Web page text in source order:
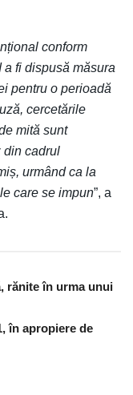
conform
fi dispusă măsura
pentru o perioadă
cercetările
mită sunt
din cadrul
urmând ca la
care se impun”, a
rănite în urma unui
în apropiere de